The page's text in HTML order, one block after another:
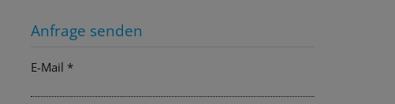
Anfrage senden
E-Mail